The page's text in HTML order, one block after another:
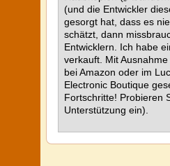
(und die Entwickler
gesorgt hat, dass es
schätzt, dann
Entwicklern. Ich habe
verkauft. Mit
bei Amazon oder im
Electronic Boutique
Fortschritte! Probieren
Unterstützung ein).